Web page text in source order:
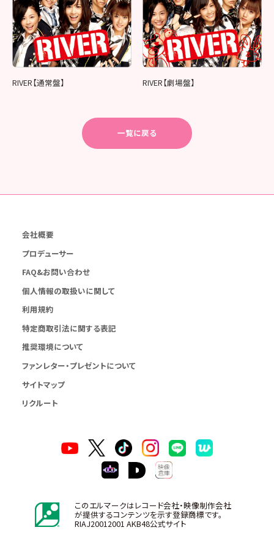
RIVER【通常盤】 RIVER【劇場盤】
一覧に戻る
会社概要
プロデューサー
FAQ&お問い合わせ
個人情報の取扱いに関して
利用規約
特定商取引法に関する表記
推奨環境について
ファンレター・プレゼントについて
サイトマップ
リクルート
このエルマークはレコード会社・映像制作会社
が提供するコンテンツを示す登録商標です。
RIAJ20012001 AKB48公式サイト